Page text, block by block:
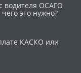
водителя ОСАГО
это нужно?
КАСКО или